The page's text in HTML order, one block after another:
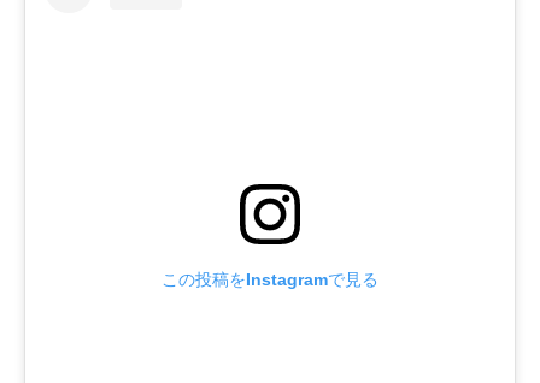
この投稿をInstagramで見る